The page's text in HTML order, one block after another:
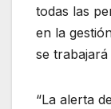
todas las
en la
se
“La alerta